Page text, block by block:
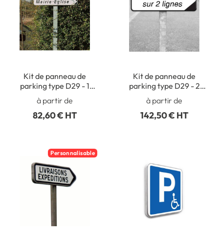
Kit de panneau de
parking type D29 - 1
à partir de
82,60 € HT
Kit de panneau de
parking type D29 - 2
à partir de
142,50 € HT
Personnalisable